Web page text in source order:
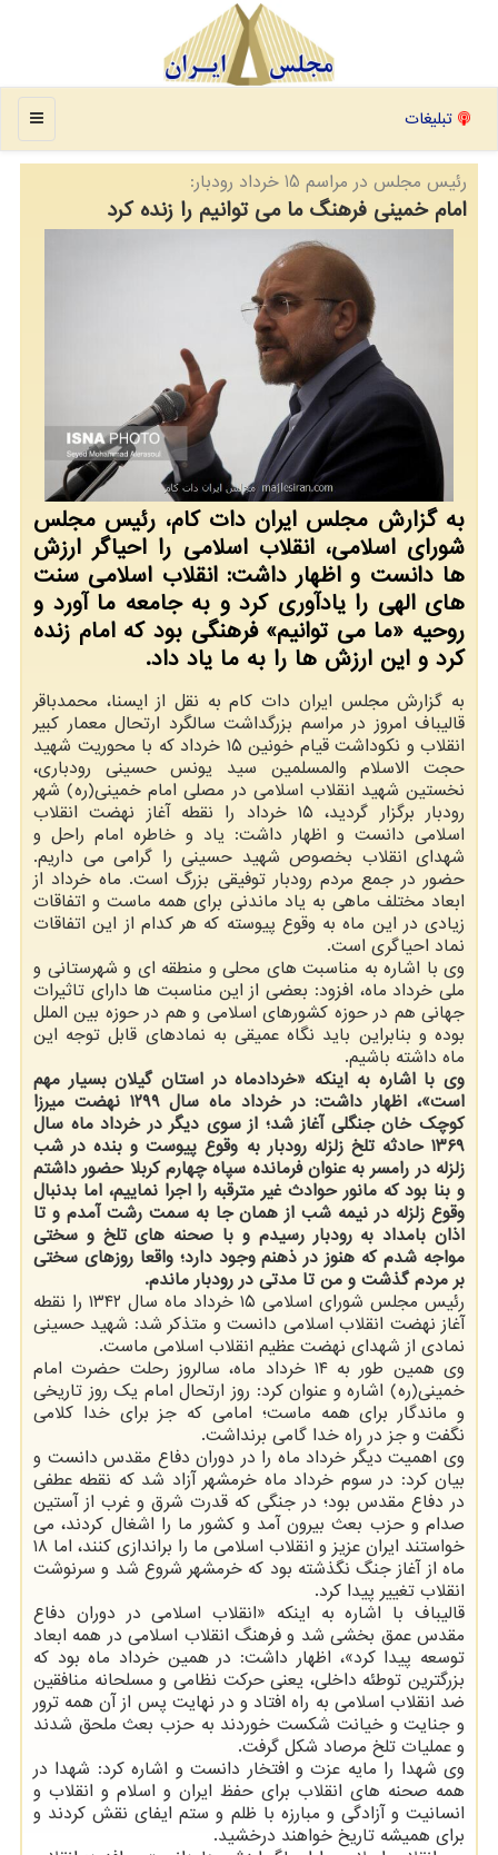
منو تبلیغات
رئیس مجلس در مراسم 15 خرداد رودبار:
امام خمینی فرهنگ ما می توانیم را زنده کرد
به گزارش مجلس ایران دات کام، رئیس مجلس
شورای اسلامی، انقلاب اسلامی را احیاگر ارزش
ها دانست و اظهار داشت: انقلاب اسلامی سنت
های الهی را یادآوری کرد و به جامعه ما آورد و
روحیه «ما می توانیم» فرهنگی بود که امام زنده
کرد و این ارزش ها را به ما یاد داد.
به گزارش مجلس ایران دات کام به نقل از ایسنا، محمدباقر
قالیباف امروز در مراسم بزرگداشت سالگرد ارتحال معمار کبیر
انقلاب و نکوداشت قیام خونین ۱۵ خرداد که با محوریت شهید
حجت الاسلام والمسلمین سید یونس حسینی رودباری،
نخستین شهید انقلاب اسلامی در مصلی امام خمینی(ره) شهر
رودبار برگزار گردید، ۱۵ خرداد را نقطه آغاز نهضت انقلاب
اسلامی دانست و اظهار داشت: یاد و خاطره امام راحل و
شهدای انقلاب بخصوص شهید حسینی را گرامی می داریم.
حضور در جمع مردم رودبار توفیقی بزرگ است. ماه خرداد از
ابعاد مختلف ماهی به یاد ماندنی برای همه ماست و اتفاقات
زیادی در این ماه به وقوع پیوسته که هر کدام از این اتفاقات
نماد احیاگری است.
وی با اشاره به مناسبت های محلی و منطقه ای و شهرستانی و
ملی خرداد ماه، افزود: بعضی از این مناسبت ها دارای تاثیرات
جهانی هم در حوزه کشورهای اسلامی و هم در حوزه بین الملل
بوده و بنابراین باید نگاه عمیقی به نمادهای قابل توجه این
ماه داشته باشیم.
وی با اشاره به اینکه «خردادماه در استان گیلان بسیار مهم
است»، اظهار داشت: در خرداد ماه سال ۱۲۹۹ نهضت میرزا
کوچک خان جنگلی آغاز شد؛ از سوی دیگر در خرداد ماه سال
۱۳۶۹ حادثه تلخ زلزله رودبار به وقوع پیوست و بنده در شب
زلزله در رامسر به عنوان فرمانده سپاه چهارم کربلا حضور داشتم
و بنا بود که مانور حوادث غیر مترقبه را اجرا نماییم، اما بدنبال
وقوع زلزله در نیمه شب از همان جا به سمت رشت آمدم و تا
اذان بامداد به رودبار رسیدم و با صحنه های تلخ و سختی
مواجه شدم که هنوز در ذهنم وجود دارد؛ واقعا روزهای سختی
بر مردم گذشت و من تا مدتی در رودبار ماندم.
رئیس مجلس شورای اسلامی ۱۵ خرداد ماه سال ۱۳۴۲ را نقطه
آغاز نهضت انقلاب اسلامی دانست و متذکر شد: شهید حسینی
نمادی از شهدای نهضت عظیم انقلاب اسلامی ماست.
وی همین طور به ۱۴ خرداد ماه، سالروز رحلت حضرت امام
خمینی(ره) اشاره و عنوان کرد: روز ارتحال امام یک روز تاریخی
و ماندگار برای همه ماست؛ امامی که جز برای خدا کلامی
نگفت و جز در راه خدا گامی برنداشت.
وی اهمیت دیگر خرداد ماه را در دوران دفاع مقدس دانست و
بیان کرد: در سوم خرداد ماه خرمشهر آزاد شد که نقطه عطفی
در دفاع مقدس بود؛ در جنگی که قدرت شرق و غرب از آستین
صدام و حزب بعث بیرون آمد و کشور ما را اشغال کردند، می
خواستند ایران عزیز و انقلاب اسلامی ما را براندازی کنند، اما ۱۸
ماه از آغاز جنگ نگذشته بود که خرمشهر شروع شد و سرنوشت
انقلاب تغییر پیدا کرد.
قالیباف با اشاره به اینکه «انقلاب اسلامی در دوران دفاع
مقدس عمق بخشی شد و فرهنگ انقلاب اسلامی در همه ابعاد
توسعه پیدا کرد»، اظهار داشت: در همین خرداد ماه بود که
بزرگترین توطئه داخلی، یعنی حرکت نظامی و مسلحانه منافقین
ضد انقلاب اسلامی به راه افتاد و در نهایت پس از آن همه ترور
و جنایت و خیانت شکست خوردند به حزب بعث ملحق شدند
و عملیات تلخ مرصاد شکل گرفت.
وی شهدا را مایه عزت و افتخار دانست و اشاره کرد: شهدا در
همه صحنه های انقلاب برای حفظ ایران و اسلام و انقلاب و
انسانیت و آزادگی و مبارزه با ظلم و ستم ایفای نقش کردند و
برای همیشه تاریخ خواهند درخشید.